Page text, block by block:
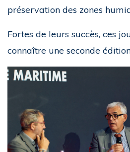
préservation des zones
Fortes de leurs succès, ces
connaître une seconde